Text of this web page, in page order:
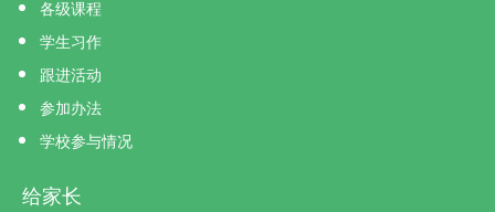
各级课程
学生习作
跟进活动
参加办法
学校参与情况
给家长